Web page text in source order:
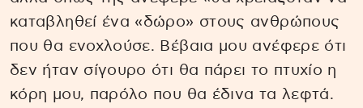
καταβληθεί ένα «δώρο» στους ανθρώπους
που θα ενοχλούσε. Βέβαια μου ανέφερε ότι
δεν ήταν σίγουρο ότι θα πάρει το πτυχίο η
κόρη μου, παρόλο που θα έδινα τα λεφτά.